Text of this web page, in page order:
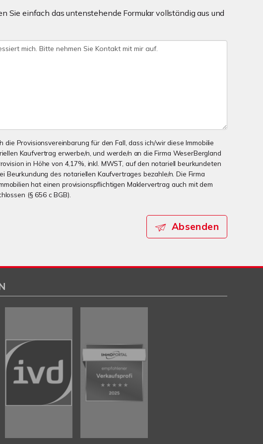
Sie einfach das untenstehende Formular vollständig aus und
die Provisionsvereinbarung für den Fall, dass ich/wir diese Immobilie
Kaufvertrag erwerbe/n, und werde/n an die Firma WeserBergland
in Höhe von 4,17%, inkl. MWST, auf den notariell beurkundeten
Beurkundung des notariellen Kaufvertrages bezahle/n. Die Firma
hat einen provisionspflichtigen Maklervertrag auch mit dem
(§ 656 c BGB).
Absenden